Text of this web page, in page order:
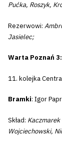
Pućka, Roszyk,
Rezerwowi:
Jasielec;
Warta Poznań
11. kolejka
Bramki: Igor
Skład:
Wojciechowski,